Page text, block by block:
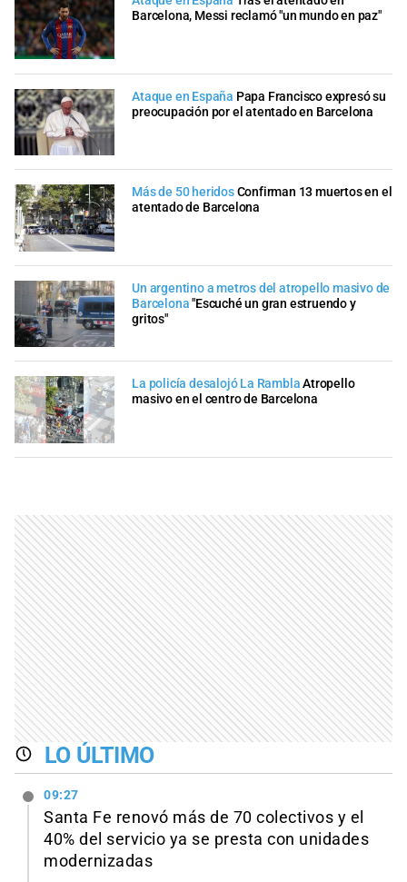
Barcelona, Messi reclamó "un mundo en paz"
Ataque en España Papa Francisco expresó su
preocupación por el atentado en Barcelona
Más de 50 heridosConfirman 13 muertos en el
atentado de Barcelona
Un argentino a metros del atropello masivo de
Barcelona"Escuché un gran estruendo y
gritos"
La policía desalojó La RamblaAtropello
masivo en el centro de Barcelona
LO ÚLTIMO
09:27
Santa Fe renovó más de 70 colectivos y el
40% del servicio ya se presta con unidades
modernizadas